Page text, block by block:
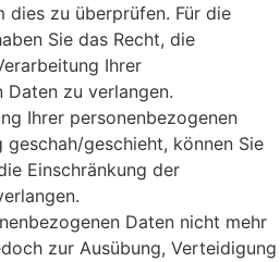
dies zu überprüfen. Für die
Sie das Recht, die
Ihrer
Daten zu verlangen.
Ihrer personenbezogenen
geschah/geschieht, können Sie
Einschränkung der
Daten nicht mehr
zur Ausübung, Verteidigung